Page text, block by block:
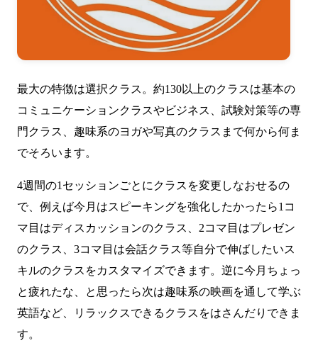
最大の特徴は選択クラス。約130以上のクラスは基本の
コミュニケーションクラスやビジネス、試験対策等の専
門クラス、趣味系のヨガや写真のクラスまで何から何ま
でそろいます。
4週間の1セッションごとにクラスを変更しなおせるの
で、例えば今月はスピーキングを強化したかったら1コ
マ目はディスカッションのクラス、2コマ目はプレゼン
のクラス、3コマ目は会話クラス等自分で伸ばしたいス
キルのクラスをカスタマイズできます。逆に今月ちょっ
と疲れたな、と思ったら次は趣味系の映画を通して学ぶ
英語など、リラックスできるクラスをはさんだりできま
す。